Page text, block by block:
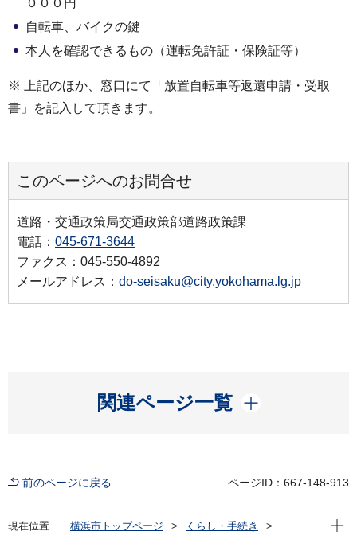
自転車、バイクの鍵
本人を確認できるもの（運転免許証・保険証等）
※ 上記のほか、窓口にて「放置自転車等返還申請・受取
書」を記入して頂きます。
このページへのお問合せ
道路・交通政策局交通政策部道路政策課
電話： 045-671-3644
ファクス：045-550-4892
メールアドレス： do-seisaku@city.yokohama.lg.jp
関連ページ一覧
開く
前のページに戻る ページID：667-148-913
現在位置 横浜市トップページ
くらし・手続き
現在